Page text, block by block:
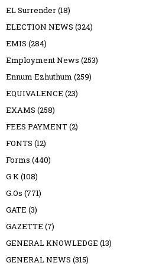
EL Surrender(18)
ELECTION NEWS (324)
EMIS (284)
Employment News (253)
Ennum Ezhuthum (259)
EQUIVALENCE (23)
EXAMS (258)
FEES PAYMENT(2)
FONTS (12)
Forms (440)
G K(108)
G.Os (771)
GATE (3)
GAZETTE (7)
GENERAL KNOWLEDGE (13)
GENERAL NEWS (315)